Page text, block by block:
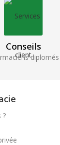
Conseils
diplomés
?